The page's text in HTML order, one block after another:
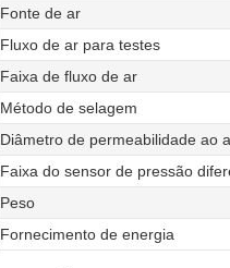
Fonte de ar
Fluxo de ar para testes
Faixa de fluxo de ar
Método de selagem
Diâmetro de permeabilidade ao
Faixa do sensor de pressão
Peso
Fornecimento de energia